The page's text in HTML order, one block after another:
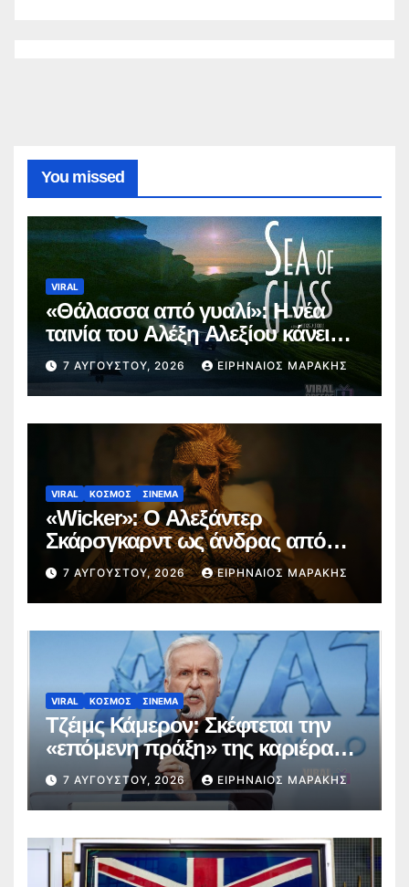
You missed
VIRAL
«Θάλασσα από γυαλί»: Η νέα
ταινία του Αλέξη Αλεξίου κάνει
παγκόσμια πρεμιέρα στο
Φεστιβάλ Εδιμβούργου
7 ΑΥΓΟΎΣΤΟΥ, 2026 ΕΙΡΗΝΑΊΟΣ ΜΑΡΆΚΗΣ
VIRAL ΚΟΣΜΟΣ ΣΙΝΕΜΑ
«Wicker»: Ο Αλεξάντερ
Σκάρσγκαρντ ως άνδρας από
ψάθα προκαλεί διαδικτυακή
φρενίτιδα (trailer)
7 ΑΥΓΟΎΣΤΟΥ, 2026 ΕΙΡΗΝΑΊΟΣ ΜΑΡΆΚΗΣ
VIRAL ΚΟΣΜΟΣ ΣΙΝΕΜΑ
Τζέιμς Κάμερον: Σκέφτεται την
«επόμενη πράξη» της καριέρας
του πέρα από το σύμπαν του
Avatar
7 ΑΥΓΟΎΣΤΟΥ, 2026 ΕΙΡΗΝΑΊΟΣ ΜΑΡΆΚΗΣ